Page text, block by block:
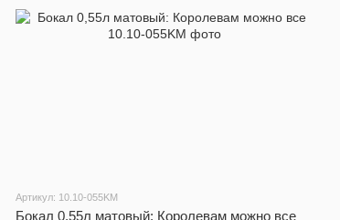
Артикул: 10.10-055KM
Бокал 0,55л матовый: Королевам можно все